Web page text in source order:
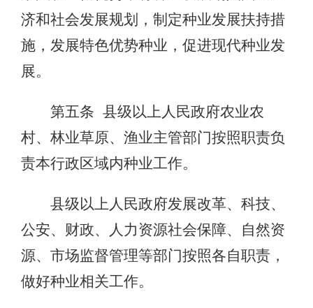
济和社会发展规划，制定种业发展扶持措
施，发展特色优势种业，促进现代种业发
展。
第五条 县级以上人民政府农业农
村、林业草原、渔业主管部门按照职责负
责本行政区域内种业工作。
县级以上人民政府发展改革、科技、
公安、财政、人力资源社会保障、自然资
源、市场监督管理等部门按照各自职责，
做好种业相关工作。